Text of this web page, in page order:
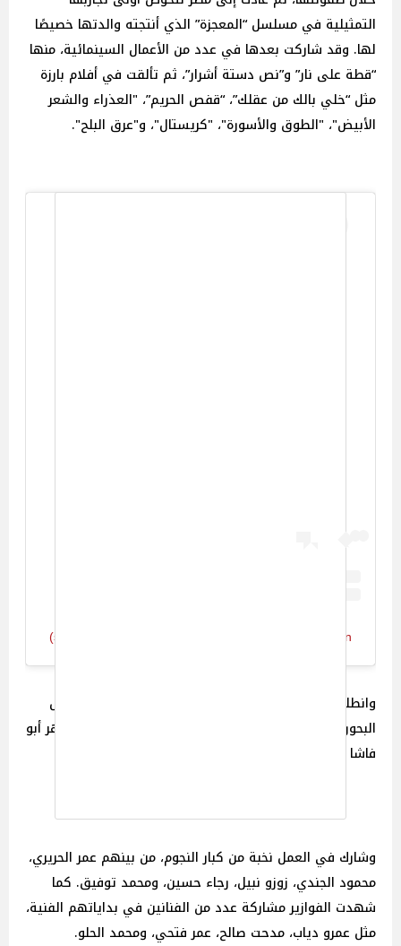
التمثيلية في مسلسل “المعجزة” الذي أنتجته والدتها خصيصًا
لها. وقد شاركت بعدها في عدد من الأعمال السينمائية، منها
“قطة على نار” و”نص دستة أشرار”، ثم تألقت في أفلام بارزة
مثل “خلي بالك من عقلك”، “قفص الحريم”، "العذراء والشعر
الأبيض"، "الطوق والأسورة"، "كريستال"، و"عرق البلح".
A post shared by Sherihan شريهان (@sherihanofficial)
وانطلقت فوازير “ألف ليلة وليلة” عام 1985، بدايةً بـ”عروس
البحور”، تحت إخراج فهمي عبد الحميد، وتأليف كل من طاهر أبو
فاشا وعبد السلام أمين.
وشارك في العمل نخبة من كبار النجوم، من بينهم عمر الحريري،
محمود الجندي، زوزو نبيل، رجاء حسين، ومحمد توفيق. كما
شهدت الفوازير مشاركة عدد من الفنانين في بداياتهم الفنية،
مثل عمرو دياب، مدحت صالح، عمر فتحي، ومحمد الحلو.